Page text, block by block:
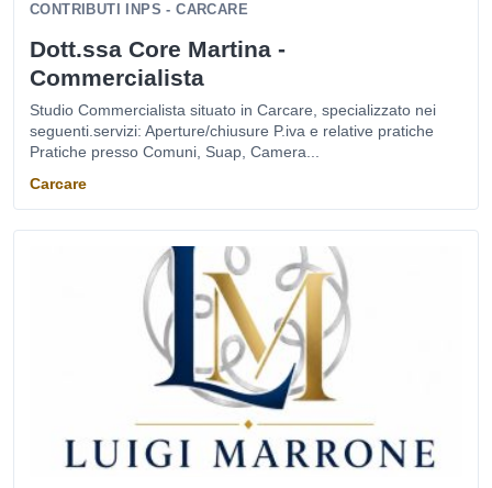
CONTRIBUTI INPS - CARCARE
Dott.ssa Core Martina -
Commercialista
Studio Commercialista situato in Carcare, specializzato nei
seguenti.servizi: Aperture/chiusure P.iva e relative pratiche
Pratiche presso Comuni, Suap, Camera...
Carcare